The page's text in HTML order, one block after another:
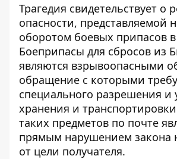
Трагедия свидетельствует о
опасности, представляемой
оборотом боевых припасов
Боеприпасы для сбросов из
являются взрывоопасными
обращение с которыми
специального разрешения и
хранения и
таких предметов по почте
прямым нарушением закона
от цели получателя.